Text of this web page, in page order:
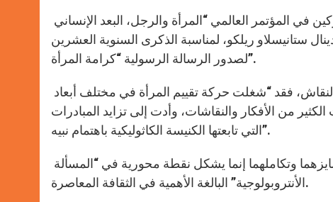
ستانيسلاو ريلكو، لمناسبة الذكرى السنوية العشرين
لصدور الرسالة الرسولية “كرامة المرأة”.
من الأفكار والنقاشات، وأدت إلى تزايد المبادرات
التي تابعتها الكنيسة الكاثوليكية باهتمام نبيه”.
الأنتروبولوجية” البالغة الأهمية في الثقافة المعاصرة.